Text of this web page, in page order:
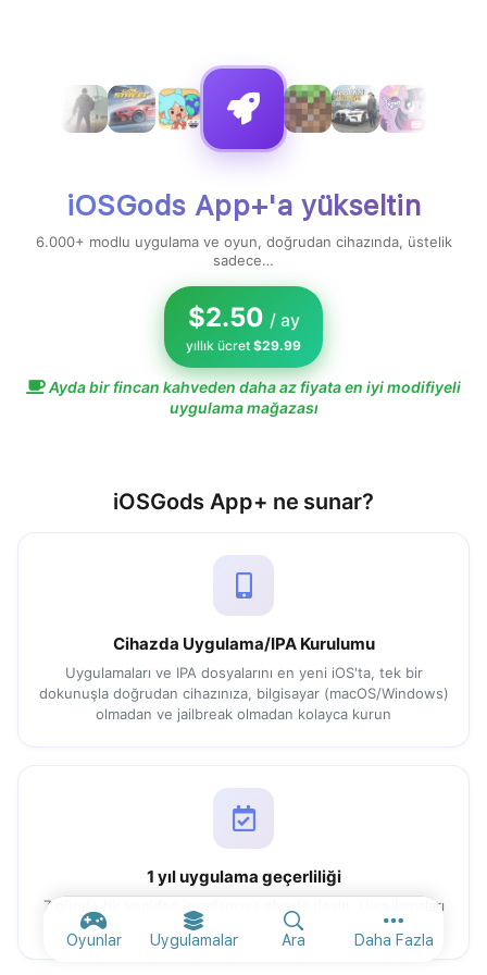
Oyunlar Uygulamalar Ara Daha Fazla
Diğer
içerik bulunamadı.
iOSGods App+'a yükseltin
6.000+ modlu uygulama ve oyun, doğrudan cihazında, üstelik
sadece…
$2.50 / ay
yıllık ücret $29.99
Ayda bir fincan kahveden daha az fiyata en iyi modifiyeli
uygulama mağazası
iOSGods App+ ne sunar?
Cihazda Uygulama/IPA Kurulumu
Uygulamaları ve IPA dosyalarını en yeni iOS'ta, tek bir
dokunuşla doğrudan cihazınıza, bilgisayar (macOS/Windows)
olmadan ve jailbreak olmadan kolayca kurun
1 yıl uygulama geçerliliği
7 günde bir yeniden imzalamaya elveda deyin. Uygulamaları
bir kez kurun, bir yıla kadar kullanın